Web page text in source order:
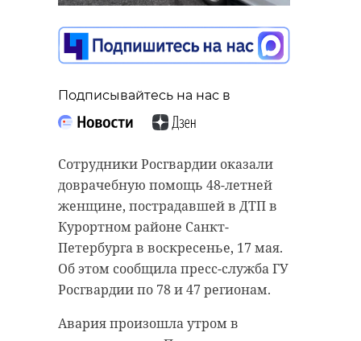
Подписывайтесь на нас в
Сотрудники Росгвардии оказали
доврачебную помощь 48-летней
женщине, пострадавшей в ДТП в
Курортном районе Санкт-
Петербурга в воскресенье, 17 мая.
Об этом сообщила пресс-служба ГУ
Росгвардии по 78 и 47 регионам.
Авария произошла утром в
Подписывайтесь на нас в
В Санкт-Петербурге прошла
шестая международная
гастрономическая ассамблея,
участниками которой стали
представители 13 регионов
России, а также Узбекистана и
встречи стали локальные
Подписывайтесь на нас в
Во вторник, 19 мая, в
прогнозируется жаркий день с
восточным и юго-восточным
ветром силой до 4-9 м/с.
Атмосферное давление особо не
изменится.
Ночью будет облачность с
прояснениями. пройдут
кратковременные дожди, местами